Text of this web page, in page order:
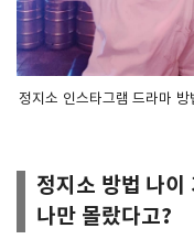
정지소 인스타그램 드라마
정지소 방법 나이
나만 몰랐다고?